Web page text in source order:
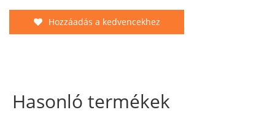
Hozzáadás a kedvencekhez
Hasonló termékek